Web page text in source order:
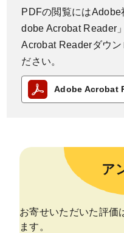
PDFの閲覧には
dobe Acrobat Reader
Acrobat Readerダウン
ださい。
Adobe Acrobat
ア